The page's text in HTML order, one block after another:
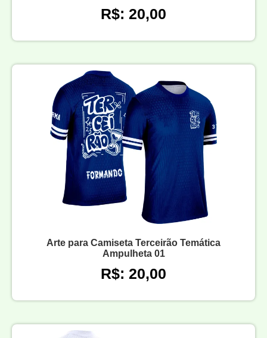
R$: 20,00
Arte para Camiseta Terceirão Temática
Ampulheta 01
R$: 20,00